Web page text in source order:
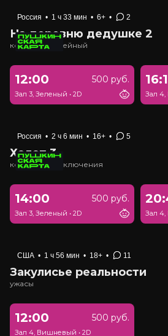
Россия • 1 ч 33 мин • 6+ • 2
На деревню дедушке 2
комедия, семейный
12:00 500 руб.
Зал 3, Зеленый • 2D Зал
Россия • 2 ч 6 мин • 16+ • 5
Холоп 3
комедия, приключения
14:00 500 руб.
Зал 3, Зеленый • 2D Зал
США • 1 ч 56 мин • 18+ • 11
Закулисье реальности
ужасы
12:00 500 руб.
Зал 4, Вишневый • 2D